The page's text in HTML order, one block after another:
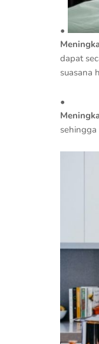
dapat
suasana